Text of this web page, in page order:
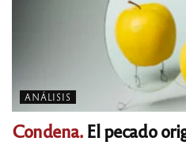
ANÁLISIS
Condena.El pecado